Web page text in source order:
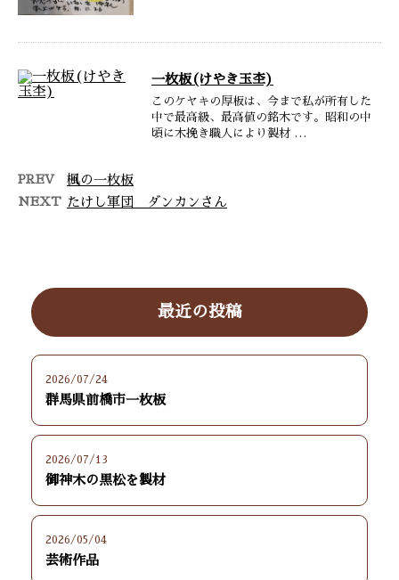
一枚板(けやき玉杢)
このケヤキの厚板は、今まで私が所有した
中で最高級、最高値の銘木です。昭和の中
頃に木挽き職人により製材 …
PREV 楓の一枚板
NEXT たけし軍団 ダンカンさん
最近の投稿
2026/07/24
群馬県前橋市一枚板
2026/07/13
御神木の黒松を製材
2026/05/04
芸術作品